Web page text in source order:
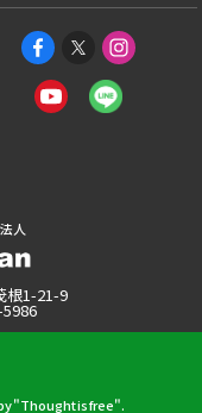
人
根1-21-9
"Thought is free".